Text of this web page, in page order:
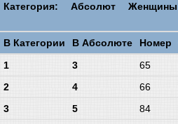
Категория: Абсолют Женщины
В Категории В Абсолюте Номер
1 3 65
2 4 66
3 5 84